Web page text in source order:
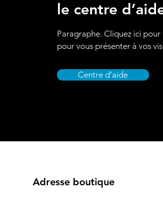
le centre
Paragraphe. Cliquez ici
pour vous présenter à vos
Centre d’aide
Adresse boutique